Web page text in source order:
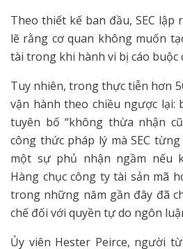
Theo thiết kế ban đầu, SEC lập
lẽ rằng cơ quan không muốn
tài trong khi hành vi bị cáo buộc
Tuy nhiên, trong thực tiễn hơn
vận hành theo chiều ngược lại:
tuyên bố “không thừa nhận
công thức pháp lý mà SEC
một sự phủ nhận ngầm nếu
Hàng chục công ty tài sản mã
trong những năm gần đây đã
chế đối với quyền tự do ngôn
Ủy viên Hester Peirce, người